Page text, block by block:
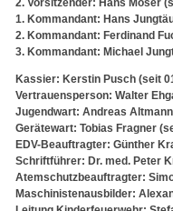
2. Vorsitzender: Hans Moser
1. Kommandant: Hans
2. Kommandant: Ferdinand
3. Kommandant: Michael
Kassier: Kerstin Pusch (seit
Vertrauensperson: Walter
Jugendwart: Andreas
Gerätewart: Tobias Fragner
EDV-Beauftragter: Günther
Schriftführer: Dr. med. Peter
Atemschutzbeauftragter:
Maschinistenausbilder: